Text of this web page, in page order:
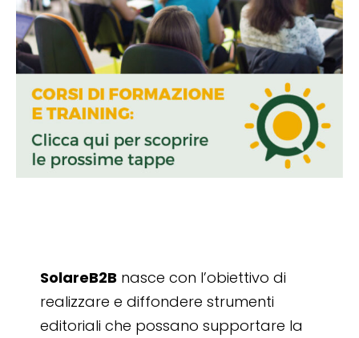
SolareB2B nasce con l’obiettivo di
realizzare e diffondere strumenti
editoriali che possano supportare la